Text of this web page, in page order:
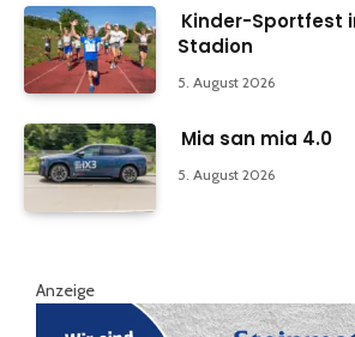
Kinder-Sportfest
Stadion
5. August 2026
Mia san mia 4.0
5. August 2026
Anzeige